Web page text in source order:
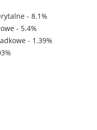
- 8.1%
- 5.4%
- 1.39%